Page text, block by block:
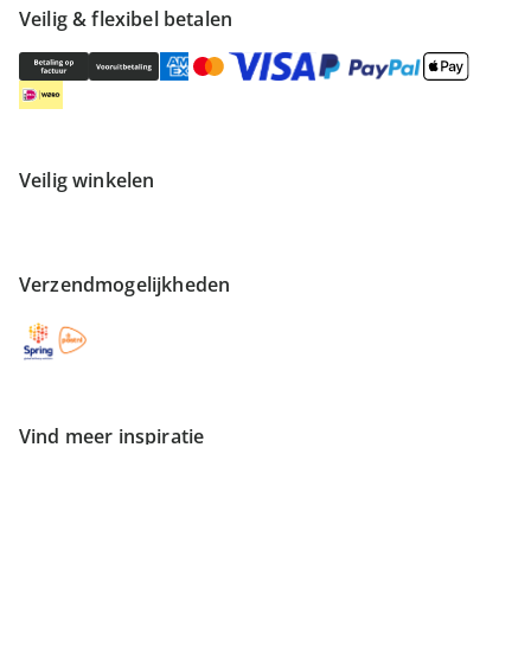
Veilig & flexibel betalen
Veilig winkelen
Verzendmogelijkheden
Vind meer inspiratie